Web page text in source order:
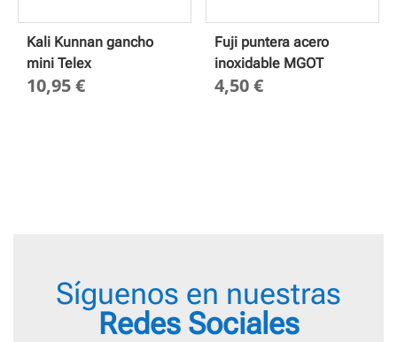
Kali Kunnan gancho
mini Telex
10,95€
Fuji puntera acero
inoxidable MGOT
4,50€
Síguenos en nuestras
Redes Sociales